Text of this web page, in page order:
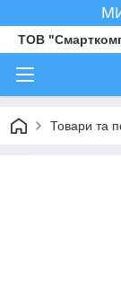
ТОВ
Товари та